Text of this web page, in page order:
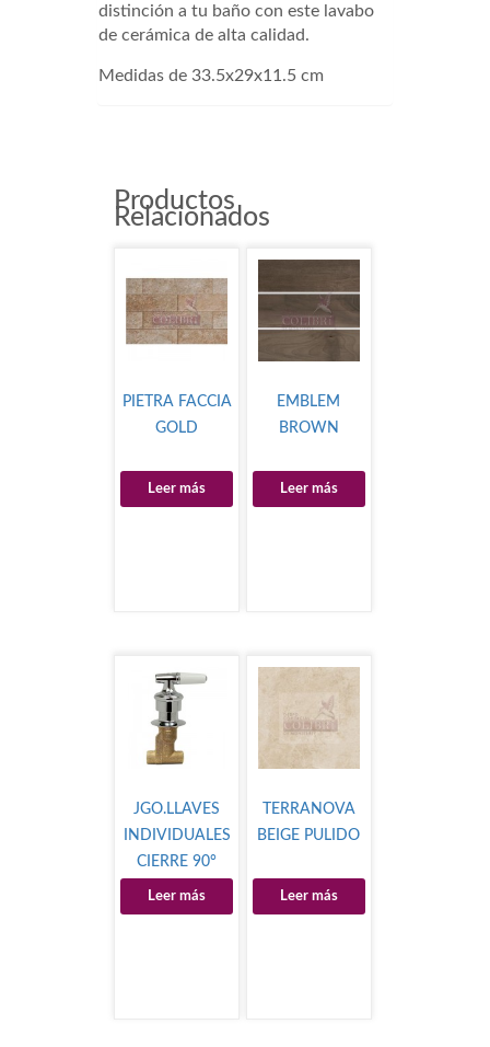
distinción a tu baño con este lavabo
de cerámica de alta calidad.
Medidas de 33.5x29x11.5 cm
Productos
Relacionados
PIETRA FACCIA
GOLD
Leer más
EMBLEM
BROWN
Leer más
JGO.LLAVES
INDIVIDUALES
CIERRE 90°
MOD.41P
Leer más
TERRANOVA
BEIGE PULIDO
Leer más